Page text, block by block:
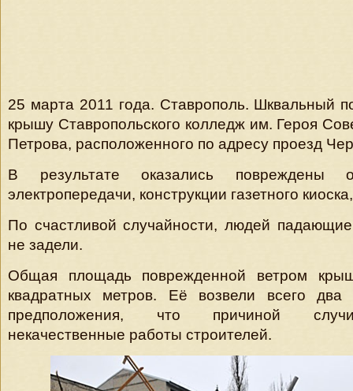
25 марта 2011 года. Ставрополь. Шквальный
крышу Ставропольского колледж им. Героя
Петрова, расположенного по адресу проезд
В результате оказались
электропередачи, конструкции газетного
По счастливой случайности, людей
не задели.
Общая площадь поврежденной ветром
квадратных метров. Её возвели всего два
предположения, что причиной
некачественные работы строителей.